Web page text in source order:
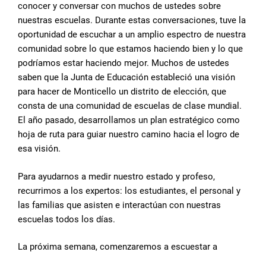
conocer y conversar con muchos de ustedes sobre
nuestras escuelas. Durante estas conversaciones, tuve la
oportunidad de escuchar a un amplio espectro de nuestra
comunidad sobre lo que estamos haciendo bien y lo que
podríamos estar haciendo mejor. Muchos de ustedes
saben que la Junta de Educación estableció una visión
para hacer de Monticello un distrito de elección, que
consta de una comunidad de escuelas de clase mundial.
El año pasado, desarrollamos un plan estratégico como
hoja de ruta para guiar nuestro camino hacia el logro de
esa visión.
Para ayudarnos a medir nuestro estado y profeso,
recurrimos a los expertos: los estudiantes, el personal y
las familias que asisten e interactúan con nuestras
escuelas todos los días.
La próxima semana, comenzaremos a escuestar a